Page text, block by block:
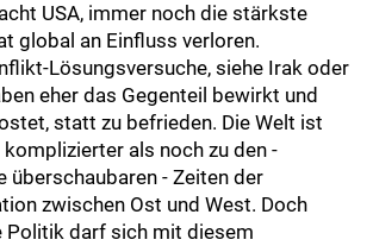
USA, immer noch die stärkste
global an Einfluss verloren.
Lösungsversuche, siehe Irak oder
eher das Gegenteil bewirkt und
statt zu befrieden. Die Welt ist
als noch zu den -
überschaubaren - Zeiten der
zwischen Ost und West. Doch
Politik darf sich mit diesem